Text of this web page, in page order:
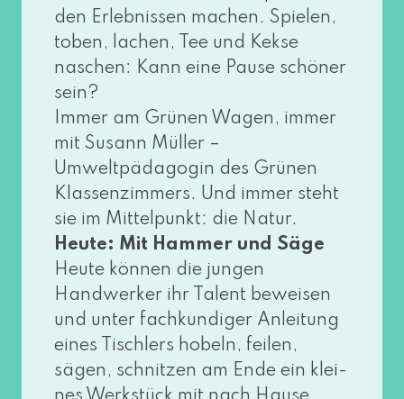
den Erlebnissen machen. Spielen,
toben, lachen, Tee und Kekse
naschen: Kann eine Pause schö­ner
sein?
Immer am Grünen Wagen, immer
mit Susann Müller –
Umweltpädagogin des Grünen
Klassenzimmers. Und immer steht
sie im Mittelpunkt: die Natur.
Heute: Mit Hammer und Säge
Heute kön­nen die jun­gen
Handwerker ihr Talent bewei­sen
und unter fach­kun­di­ger Anleitung
eines Tischlers hobeln, fei­len,
sägen, schnit­zen am Ende ein klei­